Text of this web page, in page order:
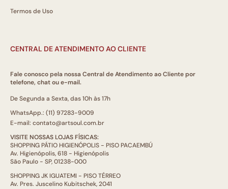
Termos de Uso
CENTRAL DE ATENDIMENTO AO CLIENTE
Fale conosco pela nossa Central de Atendimento ao Cliente por
telefone, chat ou e-mail.
De Segunda a Sexta, das 10h às 17h
WhatsApp.: (11) 97283-9009
E-mail: contato@artsoul.com.br
VISITE NOSSAS LOJAS FÍSICAS:
SHOPPING PÁTIO HIGIENÓPOLIS - PISO PACAEMBÚ
Av. Higienópolis, 618 - Higienópolis
São Paulo - SP, 01238-000
SHOPPING JK IGUATEMI - PISO TÉRREO
Av. Pres. Juscelino Kubitschek, 2041